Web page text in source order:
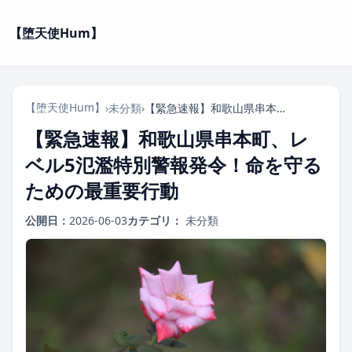
【堕天使Hum】
【堕天使Hum】 ›未分類› 【緊急速報】和歌山県串本町、レベル5氾濫特別警報発令！命を守るための最重要行動
【緊急速報】和歌山県串本町、レ
ベル5氾濫特別警報発令！命を守る
ための最重要行動
公開日： 2026-06-03カテゴリ： 未分類